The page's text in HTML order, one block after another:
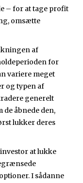
– for at tage profit
omsætte
af
for
variere meget
og typen af
generelt
de åbnede den,
lukker deres
at lukke
I sådanne